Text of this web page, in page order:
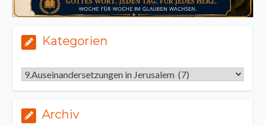
Kategorien
Kategorien
Archiv